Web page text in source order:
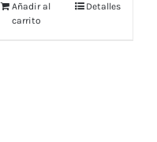
$ 26,00.$ 23,00.
Añadir al
carrito
Detalles